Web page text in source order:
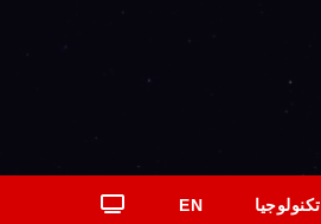
تكنولوجيا EN